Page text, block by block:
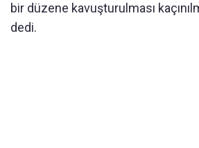
bir düzene kavuşturulması
dedi.